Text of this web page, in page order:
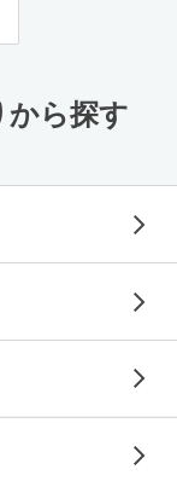
から探す